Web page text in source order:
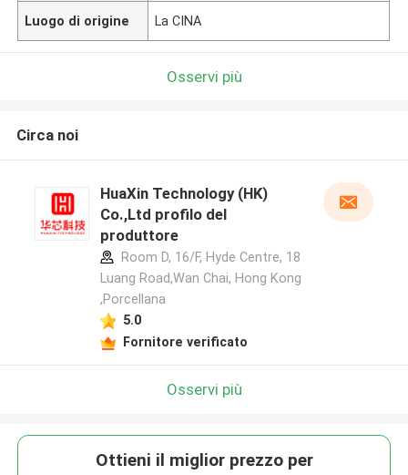
Luogo di origine La CINA
Osservi più
Circa noi
HuaXin Technology (HK)
Co.,Ltd profilo del
produttore
Room D, 16/F, Hyde Centre, 18
Luang Road,Wan Chai, Hong Kong
,Porcellana
5.0
Fornitore verificato
Osservi più
Ottieni il miglior prezzo per